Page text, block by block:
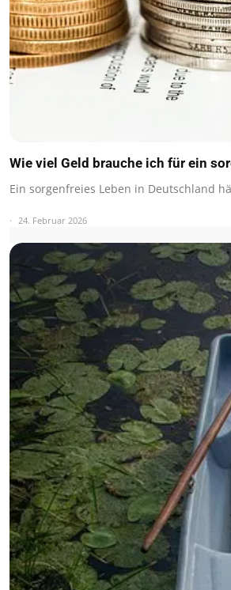
Wie viel Geld brauche ich für ein
Ein sorgenfreies Leben in Deutschland
24. Februar 2026